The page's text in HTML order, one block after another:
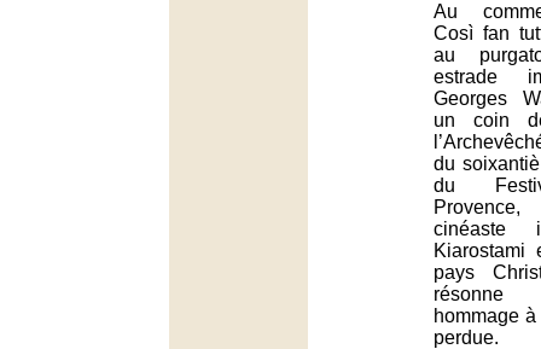
Au
Così fan
au
estrade
Georges
un coin
du
du
cinéaste
Kiarostami
pays
hommage
perdue.